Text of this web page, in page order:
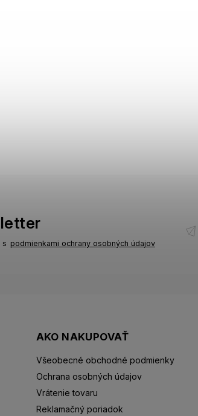
AKO NAKUPOVAŤ
Všeobecné obchodné podmienky
Ochrana osobných údajov
Vrátenie tovaru
Reklamačný poriadok
podmienkami ochrany osobných údajov